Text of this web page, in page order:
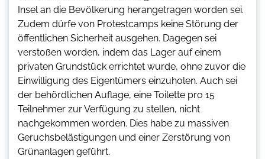
Insel an die Bevölkerung herangetragen worden sei.
Zudem dürfe von Protestcamps keine Störung der
öffentlichen Sicherheit ausgehen. Dagegen sei
verstoßen worden, indem das Lager auf einem
privaten Grundstück errichtet wurde, ohne zuvor die
Einwilligung des Eigentümers einzuholen. Auch sei
der behördlichen Auflage, eine Toilette pro 15
Teilnehmer zur Verfügung zu stellen, nicht
nachgekommen worden. Dies habe zu massiven
Geruchsbelästigungen und einer Zerstörung von
Grünanlagen geführt.